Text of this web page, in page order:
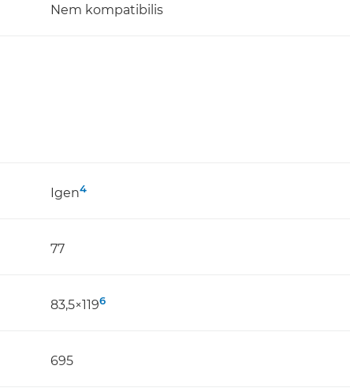
Nem kompatibilis
Igen4
77
83,5×1196
695